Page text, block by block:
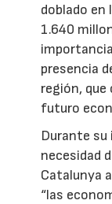
doblado en
1.640
presencia
región,
futuro
Durante
necesidad
Catalunya
“las